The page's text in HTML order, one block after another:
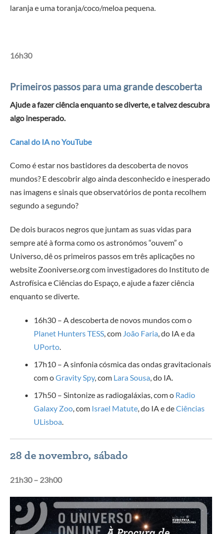
laranja e uma toranja/coco/meloa pequena.
16h30
Primeiros passos para uma grande descoberta
Ajude a fazer ciência enquanto se diverte, e talvez descubra
algo inesperado.
Canal do IA no YouTube
Como é estar nos bastidores da descoberta de novos
mundos? E descobrir algo ainda desconhecido e inesperado
nas imagens e sinais que observatórios de ponta recolhem
segundo a segundo?
De dois buracos negros que juntam as suas vidas para
sempre até à forma como os astronómos “ouvem” o
Universo, dê os primeiros passos em três aplicações no
website Zooniverse.org com investigadores do Instituto de
Astrofísica e Ciências do Espaço, e ajude a fazer ciência
enquanto se diverte.
16h30 – A descoberta de novos mundos com o
Planet Hunters TESS, com João Faria, do IA e da
UPorto.
17h10 – A sinfonia cósmica das ondas gravitacionais
com oGravity Spy, com Lara Sousa, do IA.
17h50 – Sintonize as radiogaláxias, com o Radio
Galaxy Zoo, com Israel Matute, do IA e deCiências
ULisboa.
28 de novembro, sábado
21h30 – 23h00